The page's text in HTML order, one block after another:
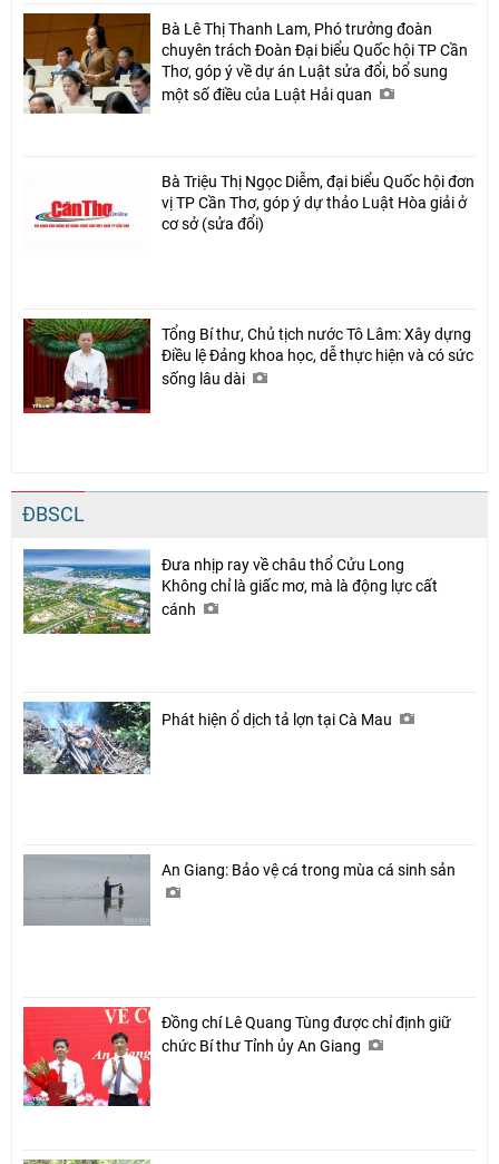
Bà Lê Thị Thanh Lam, Phó trưởng đoàn
chuyên trách Đoàn Đại biểu Quốc hội TP Cần
Thơ, góp ý về dự án Luật sửa đổi, bổ sung
một số điều của Luật Hải quan
Bà Triệu Thị Ngọc Diễm, đại biểu Quốc hội đơn
vị TP Cần Thơ, góp ý dự thảo Luật Hòa giải ở
cơ sở (sửa đổi)
Tổng Bí thư, Chủ tịch nước Tô Lâm: Xây dựng
Điều lệ Đảng khoa học, dễ thực hiện và có sức
sống lâu dài
ĐBSCL
Đưa nhịp ray về châu thổ Cửu Long
Không chỉ là giấc mơ, mà là động lực cất
cánh
Phát hiện ổ dịch tả lợn tại Cà Mau
An Giang: Bảo vệ cá trong mùa cá sinh sản
Đồng chí Lê Quang Tùng được chỉ định giữ
chức Bí thư Tỉnh ủy An Giang